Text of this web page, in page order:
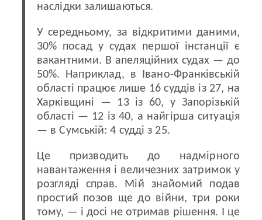
наслідки залишаються.
У середньому, за відкритими даними,
30% посад у судах першої інстанції є
вакантними. В апеляційних судах — до
50%. Наприклад, в Івано-Франківській
області працює лише 16 суддів із 27, на
Харківщині — 13 із 60, у Запорізькій
області — 12 із 40, а найгірша ситуація
— в Сумській: 4 судді з 25.
Це призводить до надмірного
навантаження і величезних затримок у
розгляді справ. Мій знайомий подав
простий позов ще до війни, три роки
тому, — і досі не отримав рішення. І це